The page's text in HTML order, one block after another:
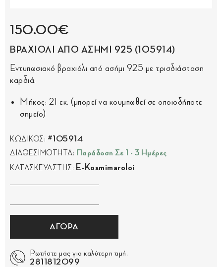
150.00€
ΒΡΑΧΙΟΛΙ ΑΠΟ ΑΣΗΜΙ 925 (105914)
Εντυπωσιακό βραχιόλι από ασήμι 925 με τρισδιάσταση
καρδιά.
Μήκος: 21 εκ. (μπορεί να κουμπωθεί σε οποιοδήποτε
σημείο)
ΚΩΔΙΚΟΣ: #105914
ΔΙΑΘΕΣΙΜΟΤΗΤΑ: Παράδοση Σε 1 - 3 Ημέρες
ΚΑΤΑΣΚΕΥΑΣΤΗΣ: E-Kosmimaroloi
ΑΓΟΡΑ
Ρωτήστε μας για καλύτερη τιμή.
2811812099